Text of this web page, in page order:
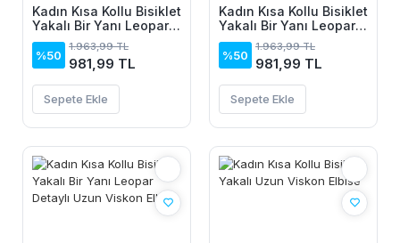
Kadın Kısa Kollu Bisiklet
Yakalı Bir Yanı Leopar
Detaylı Uzun Viskon
Elbise
%50
1.963,99 TL
981,99 TL
Sepete Ekle
Kadın Kısa Kollu Bisiklet
Yakalı Bir Yanı Leopar
Detaylı Uzun Viskon
Elbise
%50
1.963,99 TL
981,99 TL
Sepete Ekle